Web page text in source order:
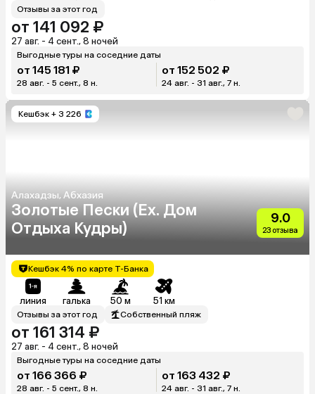
Отзывы за этот год
от 141 092 ₽
27 авг. - 4 сент., 8 ночей
Выгодные туры на соседние даты
от 145 181 ₽
28 авг. - 5 сент., 8 н.
от 152 502 ₽
24 авг. - 31 авг., 7 н.
Кешбэк + 3 226
Алахадзы, Абхазия
Золотые Пески (Ex. Дом
Отдыха Кудры)
9.0
23 отзыва
Кешбэк 4% по карте Т-Банка
линия галька 50 м 51 км
Отзывы за этот год Собственный пляж
от 161 314 ₽
27 авг. - 4 сент., 8 ночей
Выгодные туры на соседние даты
от 166 366 ₽
28 авг. - 5 сент., 8 н.
от 163 432 ₽
24 авг. - 31 авг., 7 н.